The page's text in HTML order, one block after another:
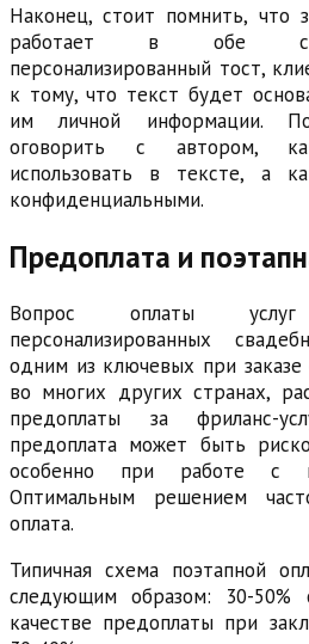
Наконец, стоит помнить, что
работает в обе
персонализированный тост,
к тому, что текст будет
им личной информации.
оговорить с автором,
использовать в тексте, а
конфиденциальными.
Предоплата и
Вопрос оплаты
персонализированных
одним из ключевых при заказе
во многих других странах,
предоплаты за фриланс-
предоплата может быть
особенно при работе с
Оптимальным решением
оплата.
Типичная схема поэтапной
следующим образом: 30-50%
качестве предоплаты при